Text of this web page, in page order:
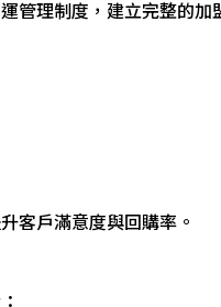
管理制度，建立完整的
客戶滿意度與回購率。